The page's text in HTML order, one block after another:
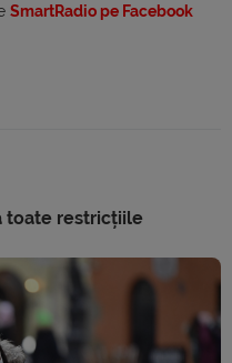
SmartRadio pe Facebook
toate restricțiile